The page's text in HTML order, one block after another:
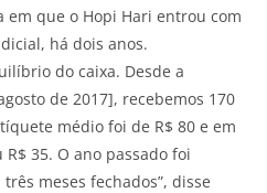
em que o Hopi Hari entrou com
há dois anos.
do caixa. Desde a
de 2017], recebemos 170
médio foi de R$ 80 e em
35. O ano passado foi
meses fechados”, disse